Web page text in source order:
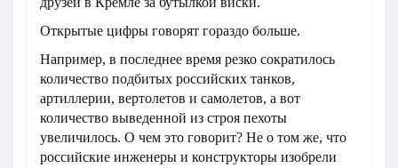
Открытые цифры говорят гораздо больше.
Например, в последнее время резко сократилось
количество подбитых российских танков,
артиллерии, вертолетов и самолетов, а вот
количество выведенной из строя пехоты
увеличилось. О чем это говорит? Не о том же, что
российские инженеры и конструкторы изобрели